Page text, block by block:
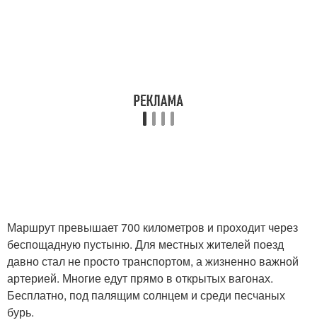
Маршрут превышает 700 километров и проходит через
беспощадную пустыню. Для местных жителей поезд
давно стал не просто транспортом, а жизненно важной
артерией. Многие едут прямо в открытых вагонах.
Бесплатно, под палящим солнцем и среди песчаных
бурь.